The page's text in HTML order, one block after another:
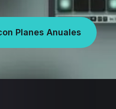
Planes Anuales